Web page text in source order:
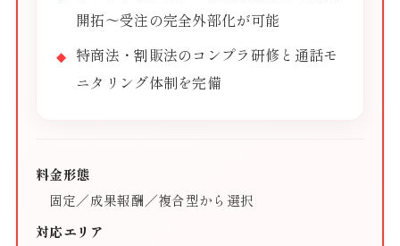
開拓〜受注の完全外部化が可能
特商法・割販法のコンプラ研修と通話モ
ニタリング体制を完備
料金形態
固定／成果報酬／複合型から選択
対応エリア